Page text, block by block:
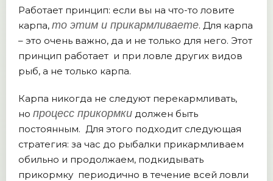
Работает принцип: если вы на что-то ловите
карпа, то этим и прикармливаете. Для карпа
– это очень важно, да и не только для него. Этот
принцип работает и при ловле других видов
рыб, а не только карпа.
Карпа никогда не следуют перекармливать,
но процесс прикормки должен быть
постоянным. Для этого подходит следующая
стратегия: за час до рыбалки прикармливаем
обильно и продолжаем, подкидывать
прикормку периодично в течение всей ловли